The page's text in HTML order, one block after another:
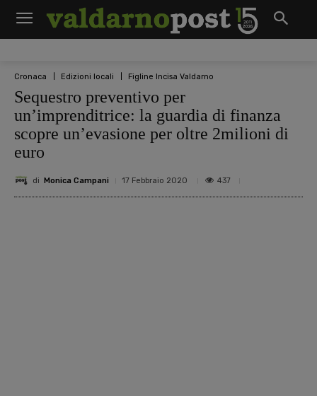
Cronaca Edizioni locali Figline Incisa Valdarno
Sequestro preventivo per
un’imprenditrice: la guardia di finanza
scopre un’evasione per oltre 2milioni di
euro
di Monica Campani 17 Febbraio 2020 437